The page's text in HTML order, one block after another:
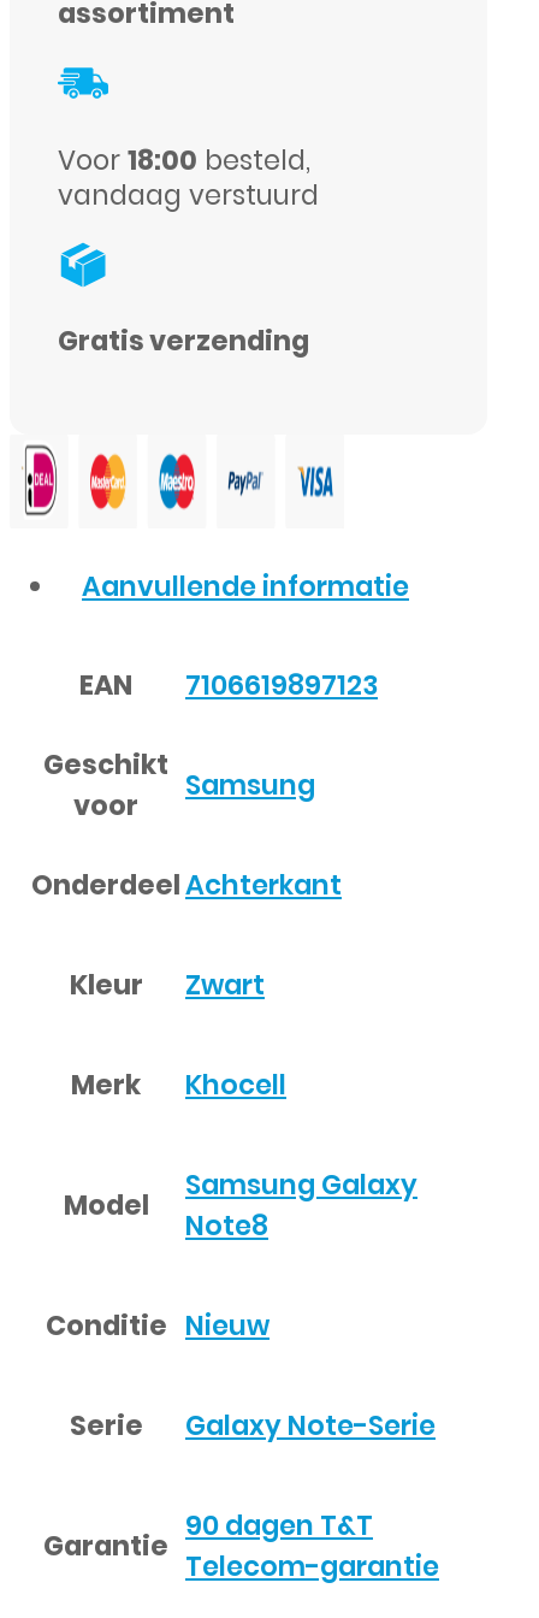
Galaxy
Note
Zwart
aantal
assortiment
Voor18:00 besteld,
vandaag verstuurd
Gratis verzending
Aanvullende informatie
EAN 7106619897123
Geschikt
voor
Samsung
OnderdeelAchterkant
Kleur Zwart
Merk Khocell
Model
Samsung Galaxy
Note8
Conditie Nieuw
Serie Galaxy Note-Serie
Garantie
90 dagen T&T
Telecom-garantie